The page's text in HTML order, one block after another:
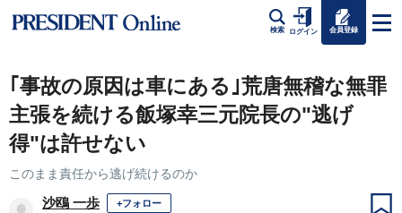
検索 ログイン 会員登録
｢事故の原因は車にある｣荒唐無稽な無罪
主張を続ける飯塚幸三元院長の"逃げ
得"は許せない
このまま責任から逃げ続けるのか
沙鴎 一歩 +フォロー